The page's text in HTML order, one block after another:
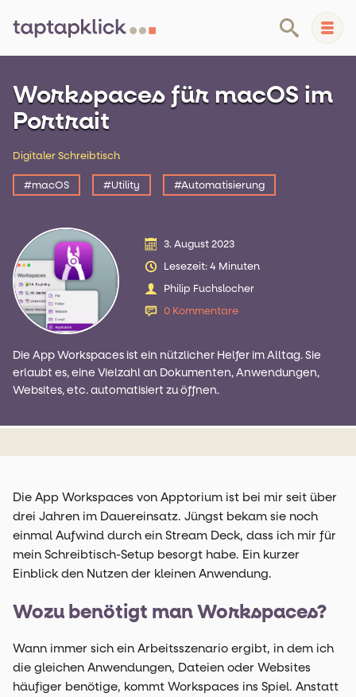
Medienpädagogik
Lernmaterial
Datenschutz • Über taptapklick
Workspaces für macOS im
Portrait
Digitaler Schreibtisch
#macOS #Utility #Automatisierung
3. August 2023
Lesezeit: 4 Minuten
Philip Fuchslocher
0 Kommentare
Die App Workspaces ist ein nützlicher Helfer im Alltag. Sie
erlaubt es, eine Vielzahl an Dokumenten, Anwendungen,
Websites, etc. automatisiert zu öffnen.
Die App Workspaces von Apptorium ist bei mir seit über
drei Jahren im Dauereinsatz. Jüngst bekam sie noch
einmal Aufwind durch ein Stream Deck, dass ich mir für
mein Schreibtisch-Setup besorgt habe. Ein kurzer
Einblick den Nutzen der kleinen Anwendung.
Wozu benötigt man Workspaces?
Wann immer sich ein Arbeitsszenario ergibt, in dem ich
die gleichen Anwendungen, Dateien oder Websites
häufiger benötige, kommt Workspaces ins Spiel. Anstatt